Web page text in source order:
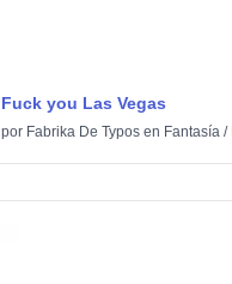
Fuck you Las Vegas
por Fabrika De Typosen Fantasía/